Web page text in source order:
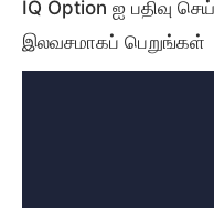
IQ Option ஐ பதிவு
இலவசமாகப் பெறுங்கள்